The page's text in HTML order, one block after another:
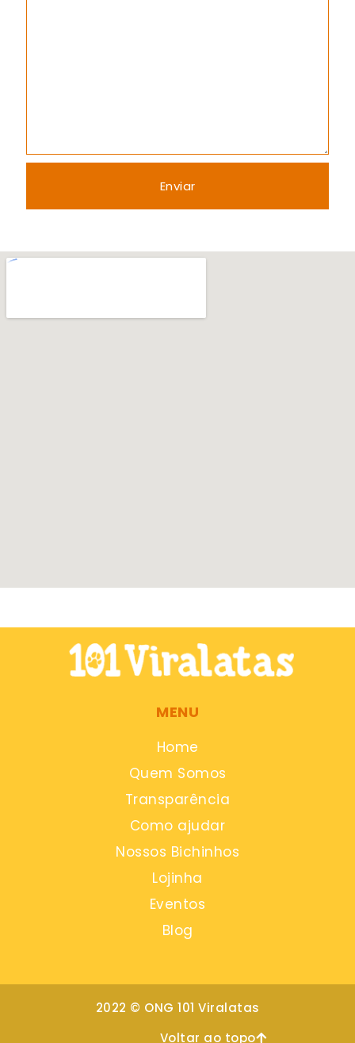
Enviar
MENU
Home
Quem Somos
Transparência
Como ajudar
Nossos Bichinhos
Lojinha
Eventos
Blog
2022 © ONG 101 Viralatas
Voltar ao topo